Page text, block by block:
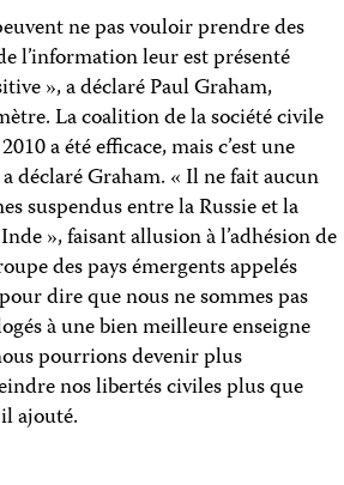
ne pas vouloir prendre des
l’information leur est présenté
», a déclaré Paul Graham,
La coalition de la société civile
a été efficace, mais c’est une
déclaré Graham. « Il ne fait aucun
suspendus entre la Russie et la
», faisant allusion à l’adhésion de
des pays émergents appelés
pour dire que nous ne sommes pas
à une bien meilleure enseigne
pourrions devenir plus
nos libertés civiles plus que
ajouté.